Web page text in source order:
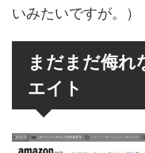
いみたいですが。）
まだまだ侮
エイト